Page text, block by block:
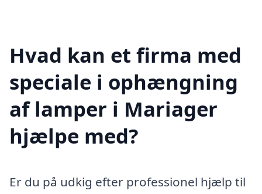
Hvad kan et firma med
speciale i ophængning
af lamper i Mariager
hjælpe med?
Er du på udkig efter professionel hjælp til